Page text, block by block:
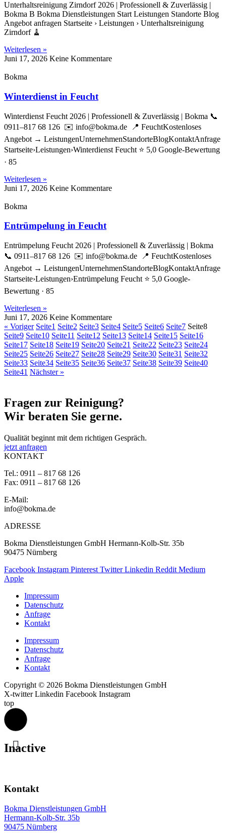
Unterhaltsreinigung Zirndorf 2026 | Professionell & Zuverlässig |
Bokma B Bokma Dienstleistungen Start Leistungen Standorte Blog
Angebot anfragen Startseite › Leistungen › Unterhaltsreinigung
Zirndorf 🧹
Weiterlesen »
Juni 17, 2026 Keine Kommentare
Bokma
Winterdienst in Feucht
Winterdienst Feucht 2026 | Professionell & Zuverlässig | Bokma 📞
0911–817 68 126 ✉️ info@bokma.de 📍 FeuchtKostenloses
Angebot → LeistungenUnternehmenStandorteBlogKontaktAnfrage
Startseite›Leistungen›Winterdienst Feucht ⭐ 5,0 Google-Bewertung
· 85
Weiterlesen »
Juni 17, 2026 Keine Kommentare
Bokma
Entrümpelung in Feucht
Entrümpelung Feucht 2026 | Professionell & Zuverlässig | Bokma
📞 0911–817 68 126 ✉️ info@bokma.de 📍 FeuchtKostenloses
Angebot → LeistungenUnternehmenStandorteBlogKontaktAnfrage
Startseite›Leistungen›Entrümpelung Feucht ⭐ 5,0 Google-
Bewertung · 85
Weiterlesen »
Juni 17, 2026 Keine Kommentare
« Voriger Seite1 Seite2 Seite3 Seite4 Seite5 Seite6 Seite7 Seite8
Seite9 Seite10 Seite11 Seite12 Seite13 Seite14 Seite15 Seite16
Seite17 Seite18 Seite19 Seite20 Seite21 Seite22 Seite23 Seite24
Seite25 Seite26 Seite27 Seite28 Seite29 Seite30 Seite31 Seite32
Seite33 Seite34 Seite35 Seite36 Seite37 Seite38 Seite39 Seite40
Seite41 Nächster »
Fragen zur Reinigung?
Wir beraten Sie gerne.
Qualität beginnt mit dem richtigen Gespräch.
jetzt anfragen
KONTAKT
Tel.: 0911 – 817 68 126
Fax: 0911 – 817 68 126
E-Mail:
info@bokma.de
ADRESSE
Bokma Dienstleistungen GmbH Hermann-Kolb-Str. 35b
90475 Nürnberg
Facebook Instagram Pinterest Twitter Linkedin Reddit Medium
Apple
Impressum
Datenschutz
Anfrage
Kontakt
Impressum
Datenschutz
Anfrage
Kontakt
Copyright © 2026 Bokma Dienstleistungen GmbH
X-twitter Linkedin Facebook Instagram
top
Inactive
Kontakt
Bokma Dienstleistungen GmbH
Hermann-Kolb-Str. 35b
90475 Nürnberg